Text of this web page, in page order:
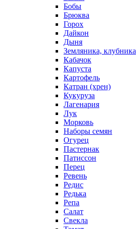
Бобы
Брюква
Горох
Дайкон
Дыня
Земляника, клубника
Кабачок
Капуста
Картофель
Катран (хрен)
Кукуруза
Лагенария
Лук
Морковь
Наборы семян
Огурец
Пастернак
Патиссон
Перец
Ревень
Редис
Редька
Репа
Салат
Свекла